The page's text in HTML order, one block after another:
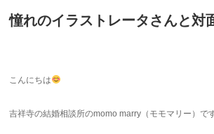
憧れのイラストレータさんと対
こんにちは
吉祥寺の結婚相談所のmomo marry（モモマリー）で